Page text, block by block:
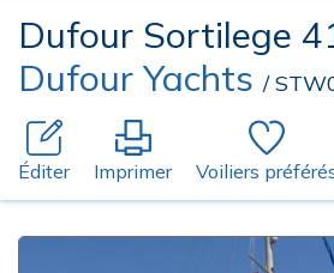
Dufour Sortilege
Dufour Yachts /
Éditer Imprimer Voiliers